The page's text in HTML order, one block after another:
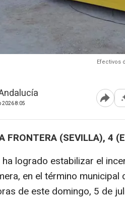
Efectivos
2026 8:05
FRONTERA (SEVILLA), 4
ha logrado estabilizar el
en el término
de este domingo, 5 de